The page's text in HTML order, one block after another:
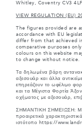
Whitley, Coventry CV3
VIEW REGULATION (EU)
The figures provided are
accordance with EU
differ from that achieved
comparative purposes
colours on this website
to change without notice.
Τα δηλωμένα βάρη
αξεσουάρ και άλλα
επηρεάζουν το ωφέλιμο
και τα Μέγιστα Φορτία
οχήματος με αξεσουάρ,
ΣΗΜΑΝΤΙΚΗ ΣΗΜΕΙΩΣΗ:
προαιρετικά
ιστότοπο https://